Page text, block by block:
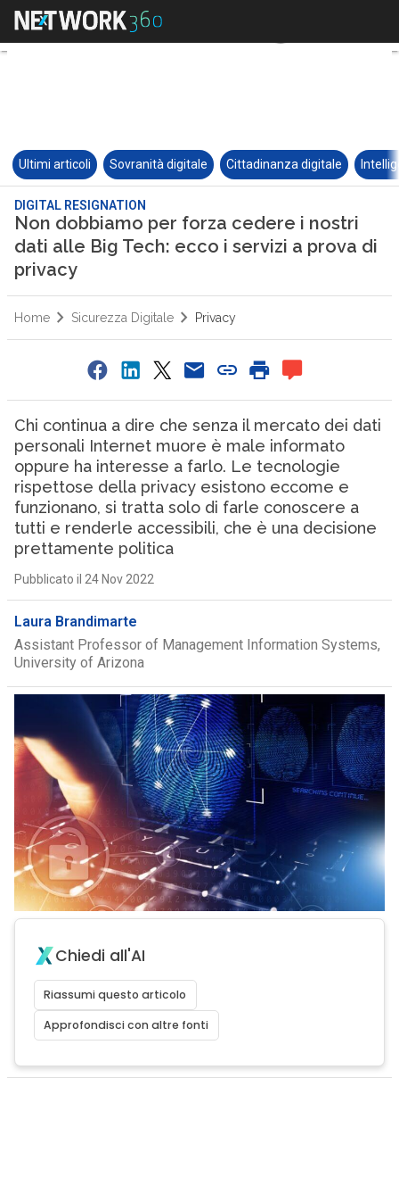
Ultimi articoli Sovranità digitale Cittadinanza digitale
DIGITAL RESIGNATION
Non dobbiamo per forza cedere i nostri
dati alle Big Tech: ecco i servizi a prova di
privacy
Home Sicurezza Digitale Privacy
Chi continua a dire che senza il mercato dei dati
personali Internet muore è male informato
oppure ha interesse a farlo. Le tecnologie
rispettose della privacy esistono eccome e
funzionano, si tratta solo di farle conoscere a
tutti e renderle accessibili, che è una decisione
prettamente politica
Pubblicato il 24 Nov 2022
Laura Brandimarte
Assistant Professor of Management Information Systems,
University of Arizona
Chiedi all'AI
Riassumi questo articolo
Approfondisci con altre fonti